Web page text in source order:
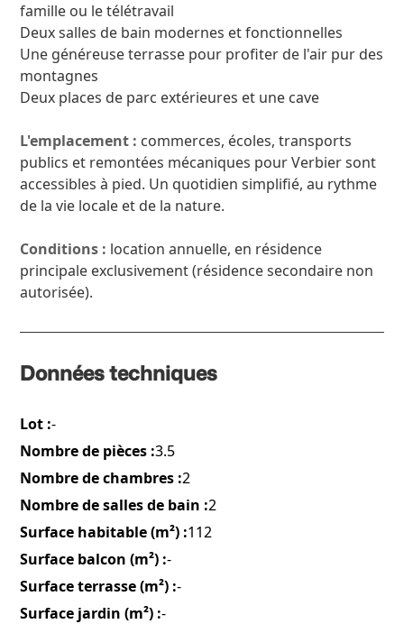
famille ou le télétravail
Deux salles de bain modernes et fonctionnelles
Une généreuse terrasse pour profiter de l'air pur des
montagnes
Deux places de parc extérieures et une cave
L'emplacement : commerces, écoles, transports
publics et remontées mécaniques pour Verbier sont
accessibles à pied. Un quotidien simplifié, au rythme
de la vie locale et de la nature.
Conditions : location annuelle, en résidence
principale exclusivement (résidence secondaire non
autorisée).
Données techniques
Lot :-
Nombre de pièces :3.5
Nombre de chambres :2
Nombre de salles de bain :2
Surface habitable (m²) :112
Surface balcon (m²) :-
Surface terrasse (m²) :-
Surface jardin (m²) :-